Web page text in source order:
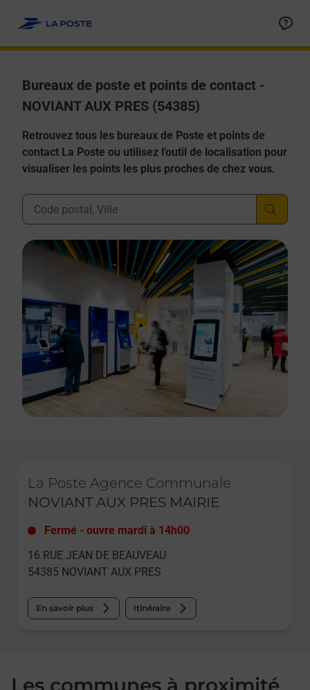
Bureaux de poste et points de contact -
NOVIANT AUX PRES (54385)
Retrouvez tous les bureaux de Poste et points de
contact La Poste ou utilisez l'outil de localisation pour
visualiser les points les plus proches de chez vous.
Ville, Département, Code Postal
La Poste Agence Communale
NOVIANT AUX PRES MAIRIE
Fermé - ouvre mardi à 14h00
16 RUE JEAN DE BEAUVEAU
54385 NOVIANT AUX PRES
En savoir plus Itinéraire
Les communes à proximité